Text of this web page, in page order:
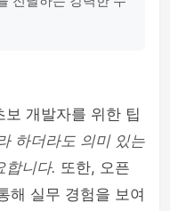
개발자를 위한 팁
하더라도 의미 있는
합니다. 또한, 오픈
해 실무 경험을 보여